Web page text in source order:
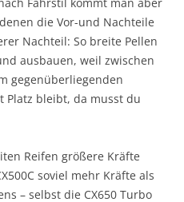
die Vor-und Nachteile
Nachteil: So breite Pellen
ausbauen, weil zwischen
gegenüberliegenden
Platz bleibt, da musst du
Reifen größere Kräfte
soviel mehr Kräfte als
– selbst die CX650 Turbo